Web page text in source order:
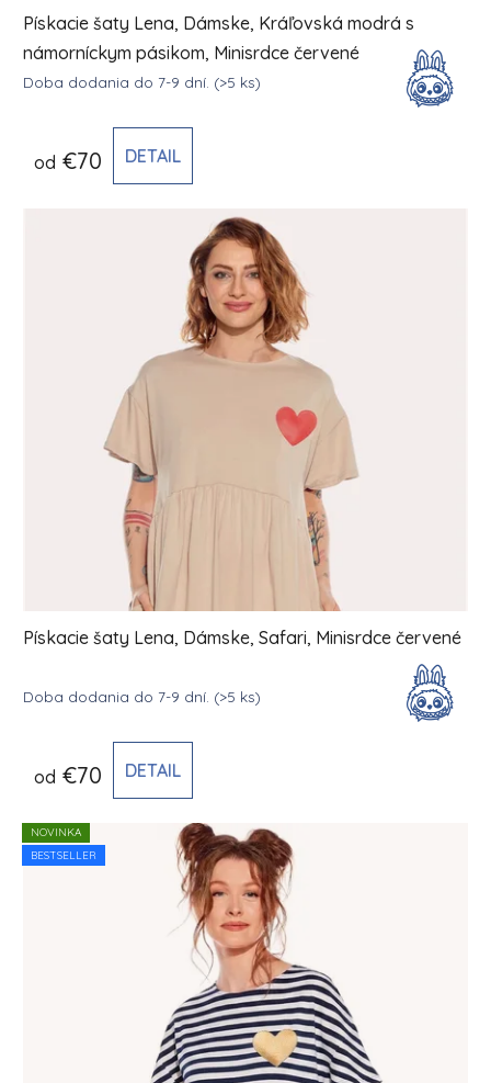
Pískacie šaty Lena, Dámske, Kráľovská modrá s
námorníckym pásikom, Minisrdce červené
Doba dodania do 7-9 dní. (>5 ks)
od €70 DETAIL
Pískacie šaty Lena, Dámske, Safari, Minisrdce červené
Doba dodania do 7-9 dní. (>5 ks)
od €70 DETAIL
NOVINKA
BESTSELLER